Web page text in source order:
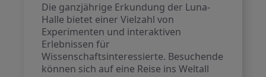
Die ganzjährige Erkundung der Luna-
Halle bietet einer Vielzahl von
Experimenten und interaktiven
Erlebnissen für
Wissenschaftsinteressierte. Besuchende
können sich auf eine Reise ins Weltall